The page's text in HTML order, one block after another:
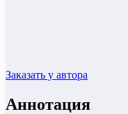
Заказать у автора
Аннотация